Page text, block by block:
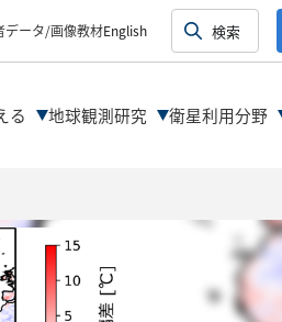
データ/画像教材English
る 地球観測研究 衛星利用分野
流れ
イトの紹介